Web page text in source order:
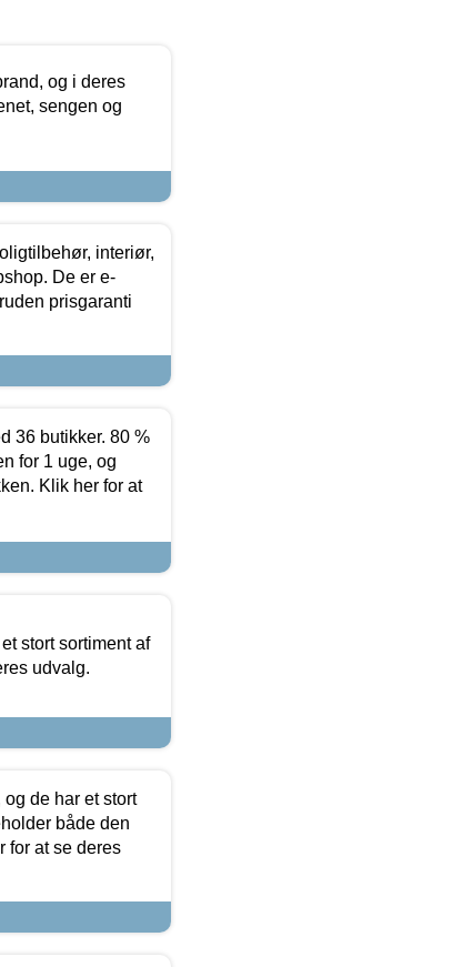
og i deres
sengen og
interiør,
De er e-
prisgaranti
36 butikker. 80 %
for 1 uge, og
Klik her for at
stort sortiment af
udvalg.
de har et stort
både den
for at se deres